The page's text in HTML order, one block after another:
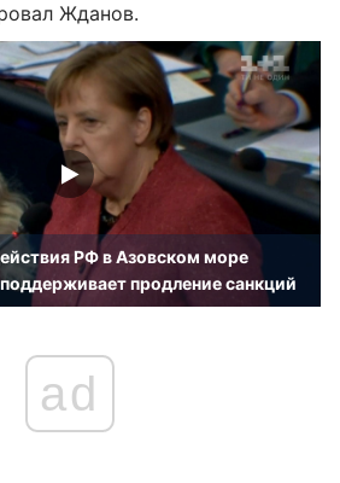
Жданов.
РФ в Азовском море
продление санкций
ad